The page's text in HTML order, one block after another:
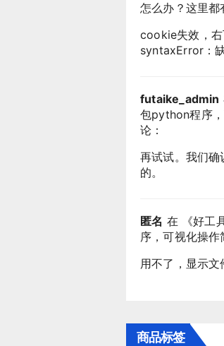
怎么办？这里都
cookie失效，右
syntaxError：
futaike_admin
包python程序
论：
再试试。我们确
的。
匿名 在 《好工
序，可视化操作
用不了，显示文
商品标签